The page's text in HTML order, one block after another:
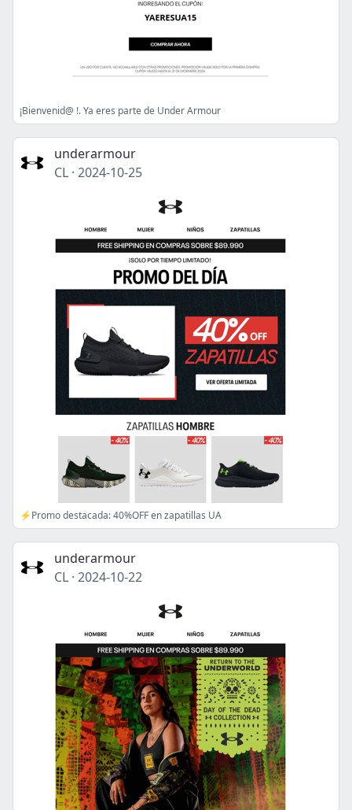
¡Bienvenid@ !. Ya eres parte de Under Armour
underarmour
CL · 2024-10-25
⚡Promo destacada: 40%OFF en zapatillas UA
underarmour
CL · 2024-10-22